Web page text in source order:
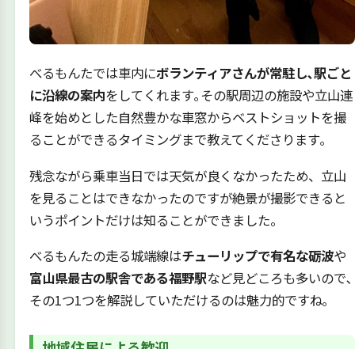
べるもんたでは車内にボランティアさんが常駐し､駅ごと
に沿線の案内をしてくれます｡その駅周辺の施設や立山連
峰を始めとした自然豊かな車窓からベストショットを撮
ることができるタイミングまで教えてくださります｡
残念ながら乗車当日では天気が良くなかったため、立山
を見ることはできなかったのですが絶景が撮影できると
いうポイントだけは知ることができました。
べるもんたの走る城端線はチューリップで有名な砺波や
富山県最古の駅舎である福野駅など見どころも多いので､
その1つ1つを解説していただけるのは魅力的ですね｡